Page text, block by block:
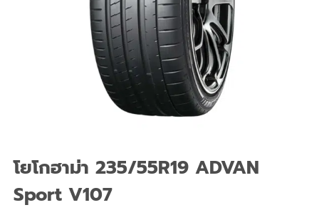
โยโกฮาม่า 235/55R19 ADVAN
Sport V107